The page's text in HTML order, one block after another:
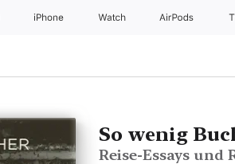
iPhone Watch AirPods
So wenig
Reise-Essays und